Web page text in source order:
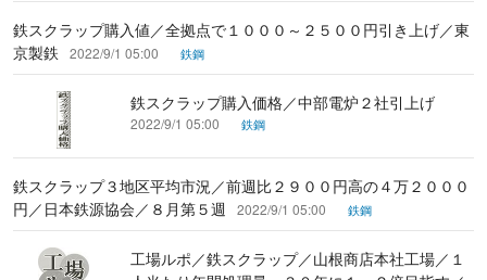
鉄スクラップ購入値／全拠点で１０００～２５００円引き上げ／東
京製鉄
2022/9/1 05:00 鉄鋼
鉄スクラップ購入価格／中部電炉２社引上げ
2022/9/1 05:00 鉄鋼
鉄スクラップ３地区平均市況／前週比２９００円高の４万２０００
円／日本鉄源協会／８月第５週
2022/9/1 05:00 鉄鋼
工場ルポ／鉄スクラップ／山根商店本社工場／１